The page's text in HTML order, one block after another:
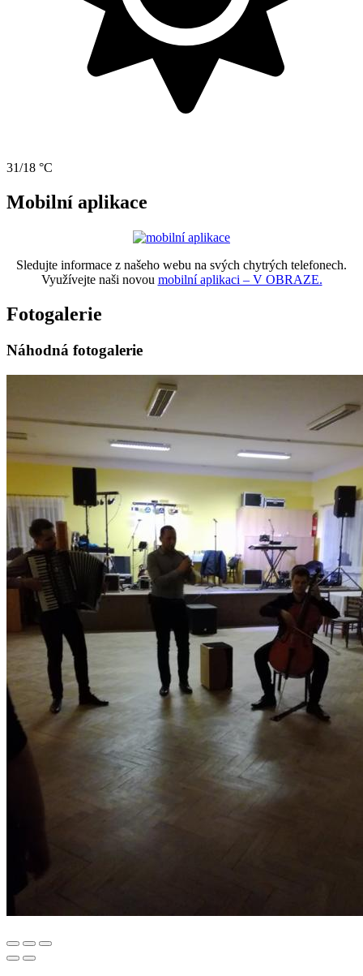
31/18 °C
Mobilní aplikace
Sledujte informace z našeho webu na svých chytrých telefonech.
Využívejte naši novou mobilní aplikaci – V OBRAZE.
Fotogalerie
Náhodná fotogalerie